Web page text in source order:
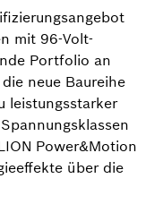
mit 96-Volt-
Portfolio an
neue Baureihe
leistungsstarker
Power&Motion
über die